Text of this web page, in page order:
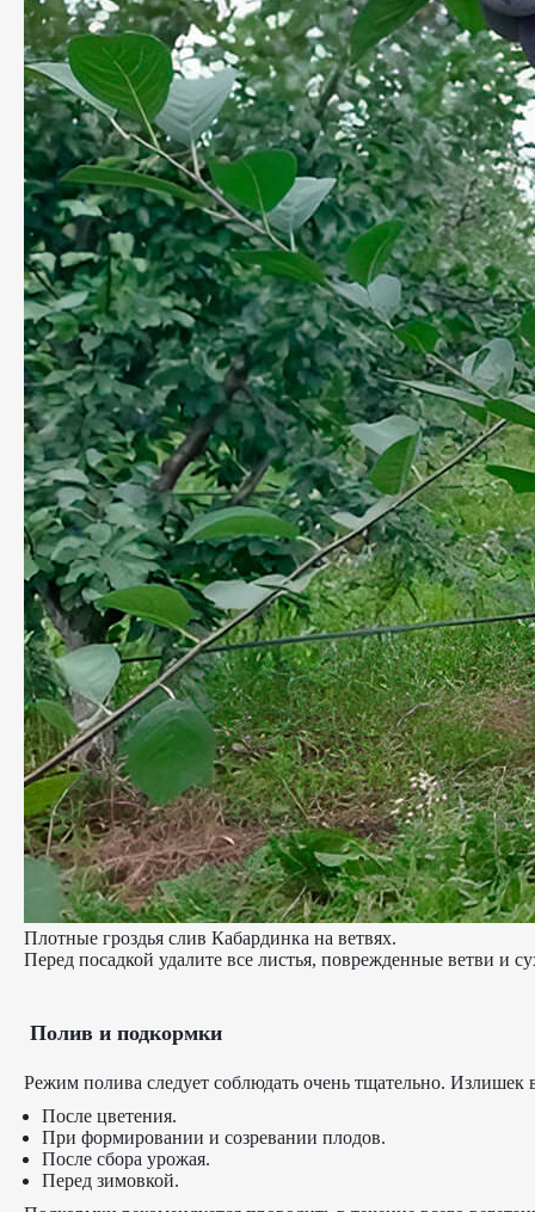
Плотные гроздья слив Кабардинка на ветвях.
Перед посадкой удалите все листья, поврежденные ветви
Полив и подкормки
Режим полива следует соблюдать очень тщательно.
После цветения.
При формировании и созревании плодов.
После сбора урожая.
Перед зимовкой.